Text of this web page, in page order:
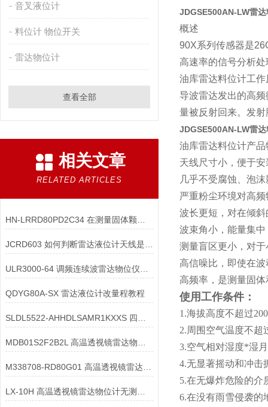
音叉液位计
料位计 物位开关
雷达物位计
查看全部
相关文章
RELATED ARTICLES
HN-LRRD80PD2C34 在测量固体颗粒时，如何避免颗粒沉降对雷达的影响？
QDYG80A-SX 雷达液位计改量程教程
JDGSE500AN-LW雷
概述
90X系列传感器是
高速率的信号分析
油库雷达料位计工作
导波雷达发出的高
量被反射回来。发
JDGSE500AN-LW雷
油库雷达料位计产品
天线尺寸小，便于
几乎不受腐蚀、泡
严重粉尘环境对高
波长更短，对在倾
波束角小，能量集
测量盲区更小，对
高信噪比，即使在
高频率，是测量固
使用工作条件：
1.海拔高度不超过
2.周围空气温度不
3.空气相对湿度*湿
4.无显著摇动和冲击
5.在无爆炸危险的介
6.在没有雨雪侵袭的